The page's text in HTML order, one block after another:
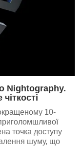
Nightography.
10-
точка доступу
шуму, що